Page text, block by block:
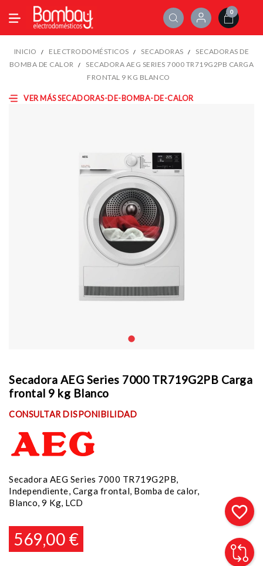
0
INICIO ELECTRODOMÉSTICOS SECADORAS
SECADORAS DE
BOMBA DE CALOR
SECADORA AEG SERIES 7000 TR719G2PB CARGA
FRONTAL 9 KG BLANCO
VER MÁS SECADORAS-DE-BOMBA-DE-CALOR
Secadora AEG Series 7000 TR719G2PB Carga
frontal 9 kg Blanco
CONSULTAR DISPONIBILIDAD
Secadora AEG Series 7000 TR719G2PB,
Independiente, Carga frontal, Bomba de calor,
Blanco, 9 Kg, LCD
569,00 €
favorite_border